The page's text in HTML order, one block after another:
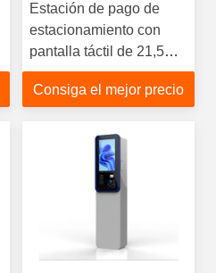
Estación de pago de
estacionamiento con
pantalla táctil de 21,5
pulgadas de alto brillo y
receptor de monedas en
Consiga el mejor precio